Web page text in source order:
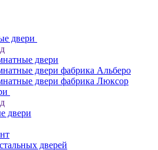
двери
двери
двери фабрика Альберо
двери фабрика Люксор
двери
дверей